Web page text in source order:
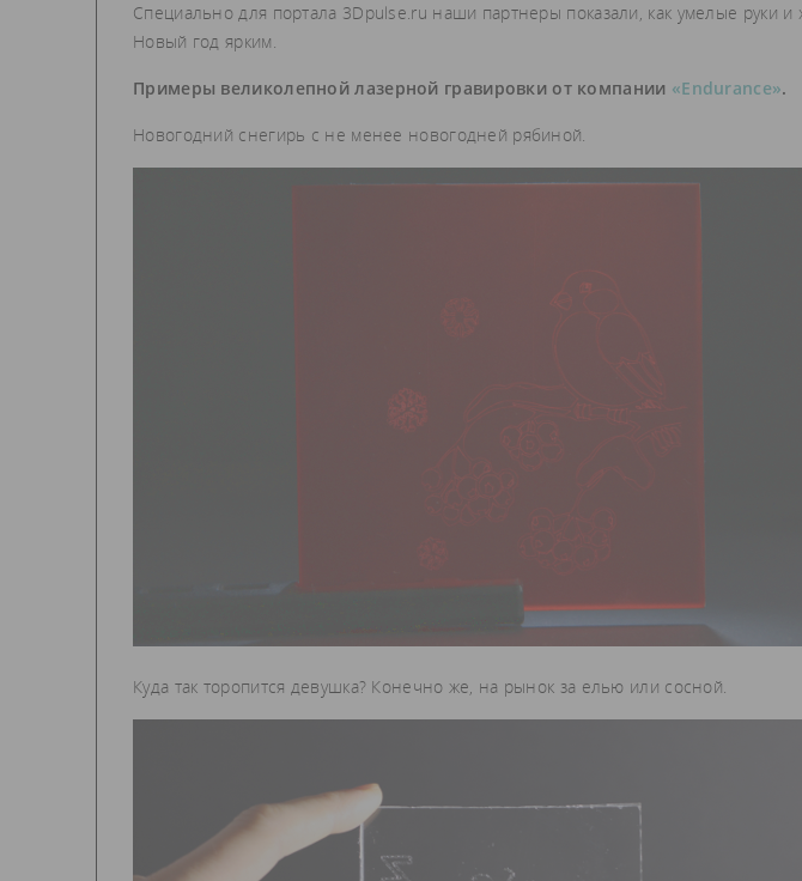
Специально для портала 3Dpulse.ru наши партнеры показали, как умелые руки
Новый год ярким.
Примеры великолепной лазерной гравировки от компании «Endurance».
Новогодний снегирь с не менее новогодней рябиной.
Куда так торопится девушка? Конечно же, на рынок за елью или сосной.